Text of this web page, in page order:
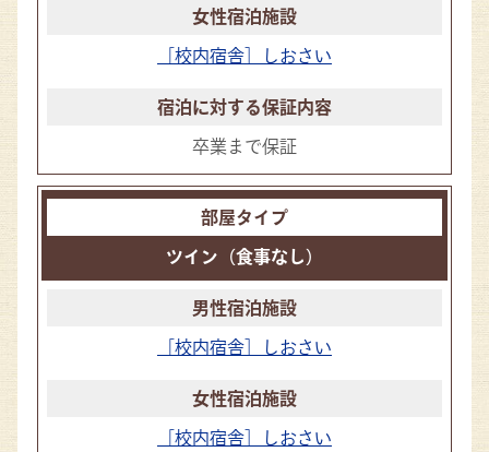
［校内宿舎］しおさい
卒業まで保証
ツイン（食事なし）
［校内宿舎］しおさい
［校内宿舎］しおさい